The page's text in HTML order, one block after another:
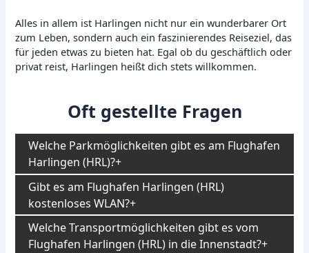
Alles in allem ist Harlingen nicht nur ein wunderbarer Ort
zum Leben, sondern auch ein faszinierendes Reiseziel, das
für jeden etwas zu bieten hat. Egal ob du geschäftlich oder
privat reist, Harlingen heißt dich stets willkommen.
Oft gestellte Fragen
Welche Parkmöglichkeiten gibt es am Flughafen
Harlingen (HRL)?
Gibt es am Flughafen Harlingen (HRL)
kostenloses WLAN?
Welche Transportmöglichkeiten gibt es vom
Flughafen Harlingen (HRL) in die Innenstadt?